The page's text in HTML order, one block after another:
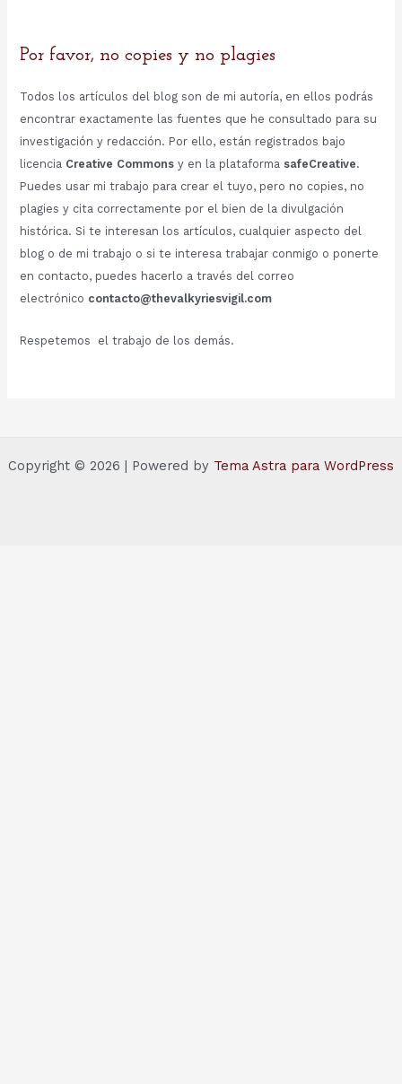
Por favor, no copies y no plagies
Todos los artículos del blog son de mi autoría, en ellos podrás
encontrar exactamente las fuentes que he consultado para su
investigación y redacción. Por ello, están registrados bajo
licencia Creative Commonsy en la plataforma safeCreative.
Puedes usar mi trabajo para crear el tuyo, pero no copies, no
plagies y cita correctamente por el bien de la divulgación
histórica. Si te interesan los artículos, cualquier aspecto del
blog o de mi trabajo o si te interesa trabajar conmigo o ponerte
en contacto, puedes hacerlo a través del correo
electrónico contacto@thevalkyriesvigil.com
Respetemos el trabajo de los demás.
Copyright © 2026 | Powered by Tema Astra para WordPress